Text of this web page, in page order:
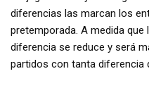
diferencias las marcan los
pretemporada. A medida
diferencia se reduce y será
partidos con tanta diferencia